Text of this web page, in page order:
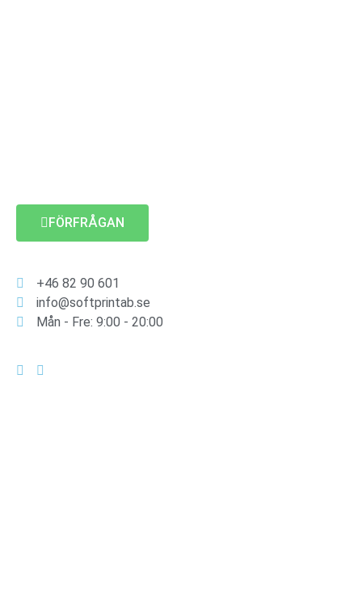
FÖRFRÅGAN
+46 82 90 601
info@softprintab.se
Mån - Fre: 9:00 - 20:00